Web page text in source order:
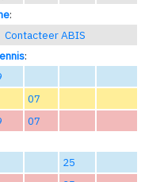
:
Contacteer ABIS
:
07
07
25